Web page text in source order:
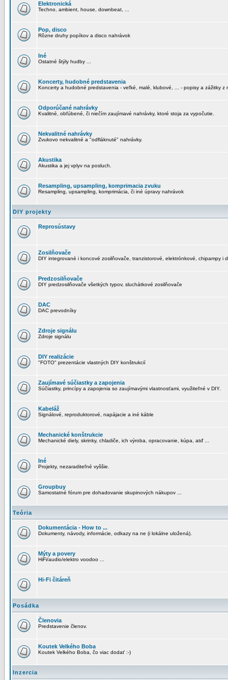
Elektronická
Techno, ambient, house, downbeat, ...
Pop, disco
Rôzne druhy popíkov a disco nahrávok
Iné
Ostatné štýly hudby ...
Koncerty, hudobné predstavenia
Koncerty a hudobné predstavenia - veľké, malé, klubové, ... - popisy a zážitky z
Odporúčané nahrávky
Kvalitné, obľúbené, či niečím zaujímavé nahrávky, ktoré stoja za vypočutie.
Nekvalitné nahrávky
Zvukovo nekvalitné a "odfláknuté" nahrávky.
Akustika
Akustika a jej vplyv na posluch.
Resampling, upsampling, komprimacia zvuku
Resampling, upsampling, komprimácia, či iné úpravy nahrávok
DIY projekty
Reprosústavy
Zosilňovače
DIY integrované i koncové zosilňovače, tranzistorové, elektrónkové, chipampy i
Predzosilňovače
DIY predzosilňovače všetkých typov, sluchátkové zosilňovače
DAC
DAC prevodníky
Zdroje signálu
Zdroje signálu
DIY realizácie
"FOTO" prezentácie vlastných DIY konštrukcií
Zaujímavé súčiastky a zapojenia
Súčiastky, princípy a zapojenia so zaujímavými vlastnosťami, využiteľné v DIY.
Kabeláž
Signálové, reproduktorové, napájacie a iné káble
Mechanické konštrukcie
Mechanické diely, skrinky, chladiče, ich výroba, opracovanie, kúpa, atď ...
Iné
Projekty, nezaraditeľné vyššie.
Groupbuy
Samostatné fórum pre dohadovanie skupinových nákupov ...
Teória
Dokumentácia - How to ...
Dokumenty, návody, informácie, odkazy na ne (i lokálne uložená).
Mýty a povery
HiFi/audio/elektro voodoo ...
Hi-Fi čitáreň
Posádka
Členovia
Predstavenie členov.
Koutek Velkého Boba
Koutek Velkého Boba, čo viac dodať :-)
Inzercia